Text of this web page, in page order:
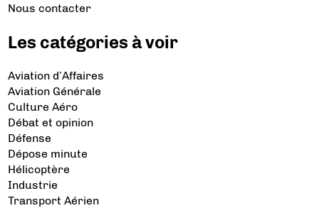
Nous contacter
Les catégories à voir
Aviation d’Affaires
Aviation Générale
Culture Aéro
Débat et opinion
Défense
Dépose minute
Hélicoptère
Industrie
Transport Aérien